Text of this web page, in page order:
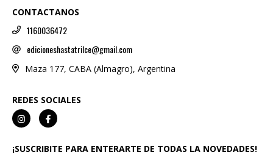
CONTACTANOS
1160036472
edicioneshastatrilce@gmail.com
Maza 177, CABA (Almagro), Argentina
REDES SOCIALES
¡SUSCRIBITE PARA ENTERARTE DE TODAS LA NOVEDADES!